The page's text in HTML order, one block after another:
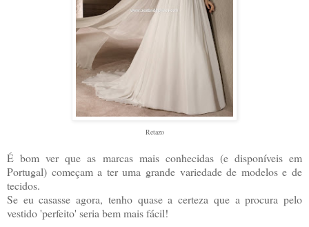
Retazo
É bom ver que as marcas mais conhecidas (e disponíveis em
Portugal) começam a ter uma grande variedade de modelos e de
tecidos.
Se eu casasse agora, tenho quase a certeza que a procura pelo
vestido 'perfeito' seria bem mais fácil!